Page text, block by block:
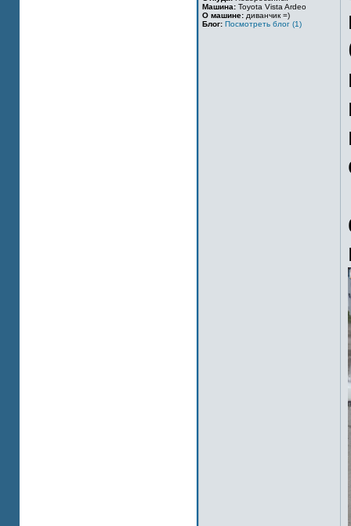
Машина: Toyota Vista Ardeo
О машине: диванчик =)
Блог: Посмотреть блог (1)